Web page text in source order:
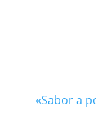
«Sabor a